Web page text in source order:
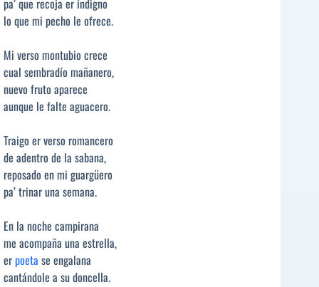
pa’ que recoja er indigno
lo que mi pecho le ofrece.
Mi verso montubio crece
cual sembradío mañanero,
nuevo fruto aparece
aunque le falte aguacero.
Traigo er verso romancero
de adentro de la sabana,
reposado en mi guargüero
pa’ trinar una semana.
En la noche campirana
me acompaña una estrella,
erpoeta se engalana
cantándole a su doncella.